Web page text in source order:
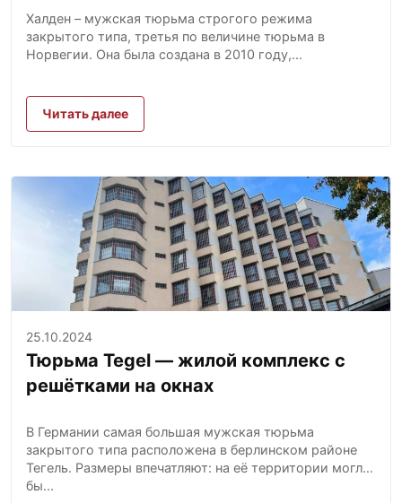
Халден – мужская тюрьма строгого режима
закрытого типа, третья по величине тюрьма в
Норвегии. Она была создана в 2010 году,...
Читать далее
25.10.2024
Тюрьма Tegel — жилой комплекс с
решётками на окнах
В Германии самая большая мужская тюрьма
закрытого типа расположена в берлинском районе
Тегель. Размеры впечатляют: на её территории могли
бы...